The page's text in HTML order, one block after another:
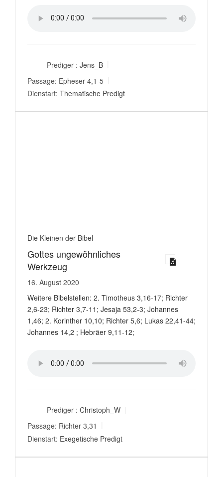
Prediger : Jens_B
Passage: Epheser 4,1-5
Dienstart: Thematische Predigt
Die Kleinen der Bibel
Gottes ungewöhnliches
Werkzeug
16. August 2020
Weitere Bibelstellen: 2. Timotheus 3,16-17; Richter
2,6-23; Richter 3,7-11; Jesaja 53,2-3; Johannes
1,46; 2. Korinther 10,10; Richter 5,6; Lukas 22,41-44;
Johannes 14,2 ; Hebräer 9,11-12;
Prediger : Christoph_W
Passage: Richter 3,31
Dienstart: Exegetische Predigt